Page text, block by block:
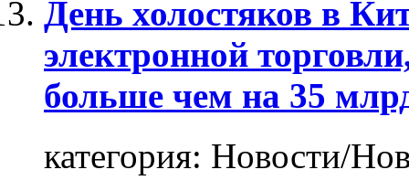
День холостяков в
электронной
больше чем на 35
категория: Новости/